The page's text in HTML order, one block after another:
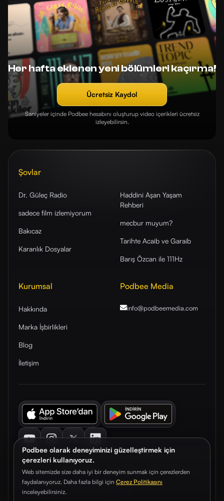
Podbee olarak deneyiminizi güzelleştirmek için
çerezleri kullanıyoruz.
Web sitemizde size daha iyi bir deneyim sunmak için çerezlerden
faydalanıyoruz. Daha fazla bilgi için Çerez Politikasını
inceleyebilirsiniz.
Her hafta eklenen yeni bölümleri kaçırma!
Ücretsiz Kaydol
Saniyeler içinde Podbee hesabını oluşturup video içerikleri ücretsiz
izleyebilirsin.
Şovlar
Dr. Güleç Radio
sadece film izlemiyorum
Bakıcaz
Karanlık Dosyalar
Haddini Aşan Yaşam
Rehberi
mecbur muyum?
Tarihte Acaib ve Garaib
Barış Özcan ile 111Hz
Kurumsal
Hakkında
Marka İşbirlikleri
Blog
İletişim
Podbee Media
info@podbeemedia.com
© 2026. Podbee Media. Tüm hakları saklıdır.